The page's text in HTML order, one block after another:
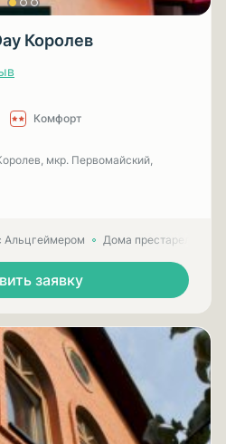
Королев
Комфорт
мкр. Первомайский,
Альцгеймером Дома престарелых
заявку